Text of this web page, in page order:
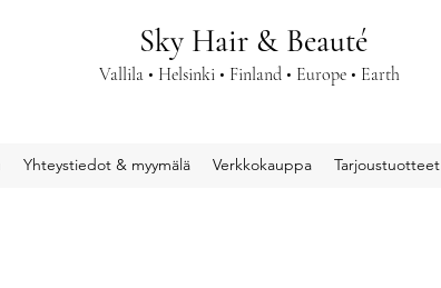
Sky Hair & Beauté
Vallila • Helsinki • Finland • Europe • Earth
Yhteystiedot & myymälä Verkkokauppa Tarjoustuotteet